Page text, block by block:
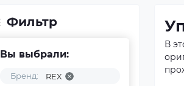
Фильтр
Вы выбрали:
Бренд: REX
В